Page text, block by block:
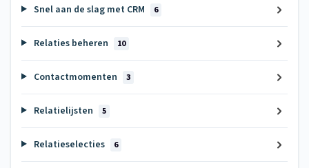
Snel aan de slag met CRM 6
Relaties beheren 10
Contactmomenten 3
Relatielijsten 5
Relatieselecties 6